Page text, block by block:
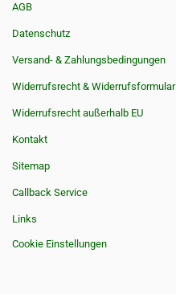
AGB
Datenschutz
Versand- & Zahlungsbedingungen
Widerrufsrecht & Widerrufsformular
Widerrufsrecht außerhalb EU
Kontakt
Sitemap
Callback Service
Links
Cookie Einstellungen